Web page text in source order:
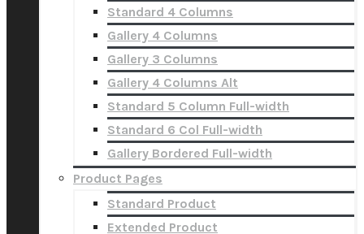
Standard 4 Columns
Gallery 4 Columns
Gallery 3 Columns
Gallery 4 Columns Alt
Standard 5 Column Full-width
Standard 6 Col Full-width
Gallery Bordered Full-width
Product Pages
Standard Product
Extended Product